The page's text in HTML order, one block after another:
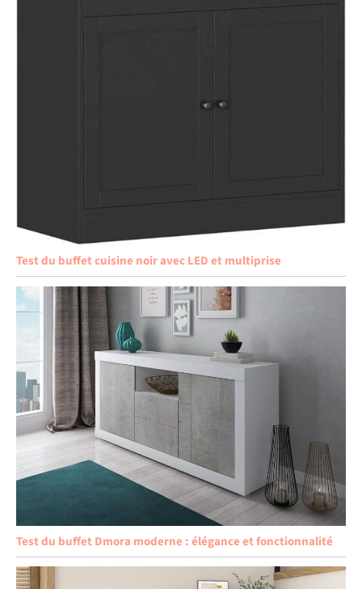
Test du buffet cuisine noir avec LED et multiprise
Test du buffet Dmora moderne : élégance et fonctionnalité